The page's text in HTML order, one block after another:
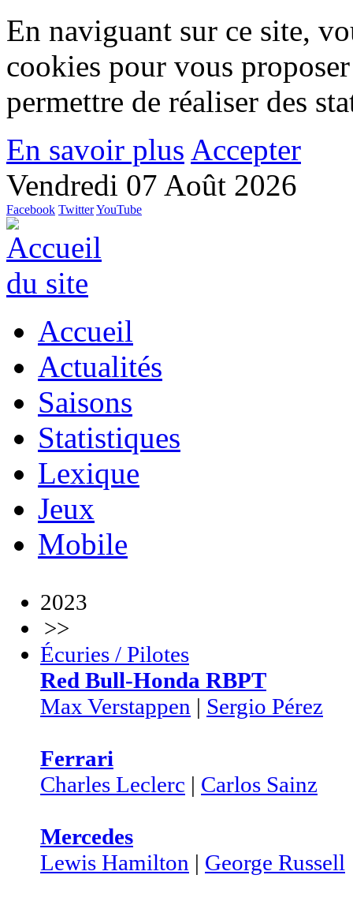
En naviguant sur ce site,
cookies pour vous
permettre de réaliser des
En savoir plus Accepter
Vendredi 07 Août 2026
Facebook TwitterYouTube
Accueil
Actualités
Saisons
Statistiques
Lexique
Jeux
Mobile
2023
>>
Écuries / Pilotes
Red Bull-Honda RBPT
Max Verstappen | Sergio Pérez
Ferrari
Charles Leclerc | Carlos Sainz
Mercedes
Lewis Hamilton | George Russell